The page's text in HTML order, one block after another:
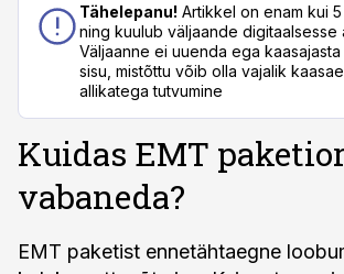
Tähelepanu! Artikkel on enam kui
ning kuulub väljaande digitaalsesse
Väljaanne ei uuenda ega
sisu, mistõttu võib olla vajalik
allikatega tutvumine
Kuidas EMT
vabaneda?
EMT paketist ennetähtaegne